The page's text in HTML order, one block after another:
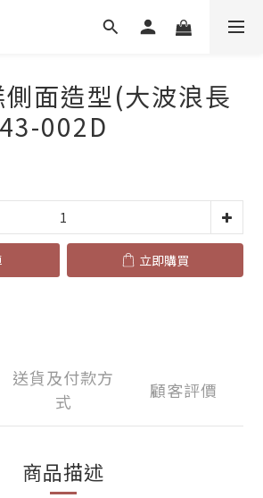
面造型(大波浪長
002D
立即購買
送貨及付款方
式
顧客評價
商品描述